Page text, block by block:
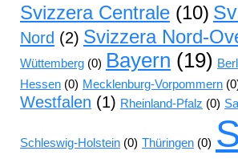
Svizzera Centrale(10)
Nord (2) Svizzera Nord-
Wüttemberg(0) Bayern (19)
Hessen(0) Mecklenburg-Vorpommern
Westfalen (1) Rheinland-Pfalz (0)
Schleswig-Holstein(0) Thüringen(0)